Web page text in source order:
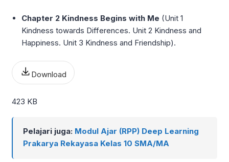
Chapter 2 Kindness Begins with Me (Unit 1
Kindness towards Differences. Unit 2 Kindness and
Happiness. Unit 3 Kindness and Friendship).
Download
423 KB
Pelajari juga: Modul Ajar (RPP) Deep Learning
Prakarya Rekayasa Kelas 10 SMA/MA